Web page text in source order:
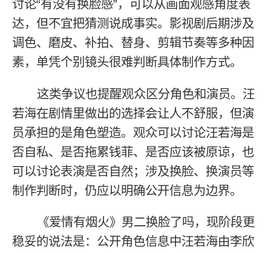
讨论“有没有换脸感”，可以从画面观感角度表
达，但不宜把猜测说成事实。影视剧后期涉及
调色、磨皮、补拍、替身、剪辑节奏等多种因
素，单凭个别镜头很难判断具体制作方式。
这类争议也提醒观众区分角色和演员。汪
若海在剧情里做出的选择会让人不舒服，但演
员承担的是角色塑造。观众可以讨论汪若海是
否自私、是否拖累钱菲、是否应该被原谅，也
可以讨论表演是否自然；涉及换脸、换演员等
制作判断时，仍应以明确公开信息为边界。
《爱情有烟火》男二换脸了吗，现阶段更
稳妥的说法是：公开角色信息中汪若海由李欣